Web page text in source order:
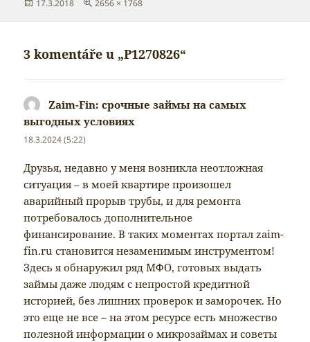
Publikováno:
17.3.2018
Původní
2656 × 1768
3 komentáře u „P1270826“
Zaim-Fin: срочные займы на самых
выгодных условиях
18.3.2024 (5:22)
Друзья, недавно у меня возникла неотложная
ситуация – в моей квартире произошел
аварийный прорыв трубы, и для ремонта
потребовалось дополнительное
финансирование. В таких моментах портал zaim-
fin.ru становится незаменимым инструментом!
Здесь я обнаружил ряд МФО, готовых выдать
займы даже людям с непростой кредитной
историей, без лишних проверок и заморочек. Но
это еще не все – на этом ресурсе есть множество
полезной информации о микрозаймах и советы